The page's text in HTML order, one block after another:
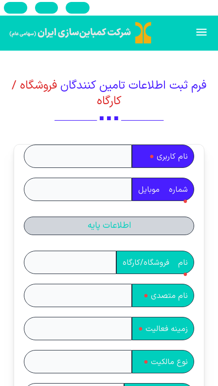
فرم ثبت اطلاعات تامین کنندگان فروشگاه /
کارگاه
ـــــــــــــــــــــــــــــ ■ ■ ■ ـــــــــــــــــــــــــــــ
نام کاربری ●
شماره موبایل
●
اطلاعات پایه
نام فروشگاه/کارگاه
●
نام متصدی ●
زمینه فعالیت ●
نوع مالکیت ●